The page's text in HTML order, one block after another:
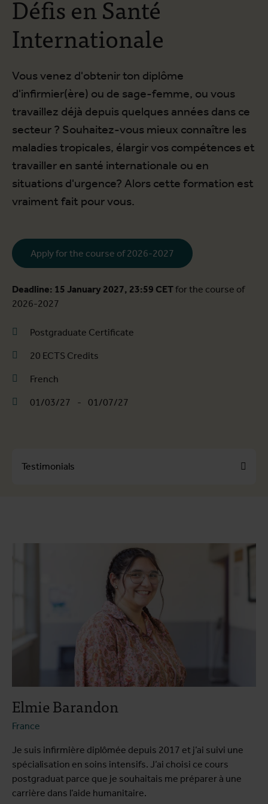
Défis en Santé
Internationale
Vous venez d'obtenir ton diplôme
d'infirmier(ère) ou de sage-femme, ou vous
travaillez déjà depuis quelques années dans ce
secteur ? Souhaitez-vous mieux connaître les
maladies tropicales, élargir vos compétences et
travailler en santé internationale ou en
situations d'urgence? Alors cette formation est
vraiment fait pour vous.
Apply for the course of 2026-2027
Deadline: 15 January 2027, 23:59 CETfor the course of
2026-2027
Postgraduate Certificate
20 ECTS Credits
French
01/03/27 - 01/07/27
Testimonials
Practical information
Elmie Barandon
France
Je suis infirmière diplômée depuis 2017 et j’ai suivi une
spécialisation en soins intensifs. J’ai choisi ce cours
postgraduat parce que je souhaitais me préparer à une
carrière dans l’aide humanitaire.